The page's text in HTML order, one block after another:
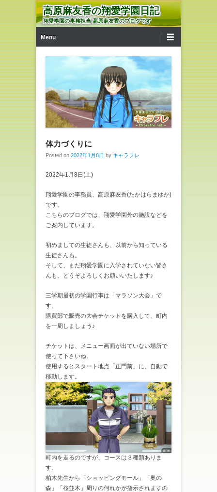
高原麻友香の翔愛学園日記
翔愛学園の事務担当 高原麻友香のブログです
Menu
体力づくりに
Posted on 2022年1月8日 by キャラフレ
2022年1月8日(土)
翔愛学園の事務員、高原麻友香(たかはらまゆか)
です。
こちらのブログでは、翔愛学園外の施設などを
ご案内しています。
初めましての生徒さんも、以前から知っている
生徒さんも。
そして、まだ翔愛学園に入学されていない皆さ
んも、どうぞよろしくお願いいたします♪
三学期最初の学園行事は「マラソン大会」で
す。
購買部で販売の大会チケットを購入して、町内
を一周しましょう♪
チケットは、メニュー画面が出ていない場所で
使って下さいね。
使用するとスタート地点「正門前」に、自動で
移動します。
町内を走るのですが、コースは３種類ありま
す。
柏木先生から「ショッピングモール」「奥の
森」「桜並木」周りの何れかが指示されますの